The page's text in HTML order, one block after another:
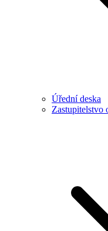
Úřední deska
Zastupitelstvo